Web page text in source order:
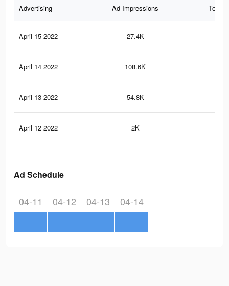
Advertising Ad Impressions Total
April 15 2022 27.4K
April 14 2022 108.6K
April 13 2022 54.8K
April 12 2022 2K
Ad Schedule
04-11 04-12 04-13 04-14